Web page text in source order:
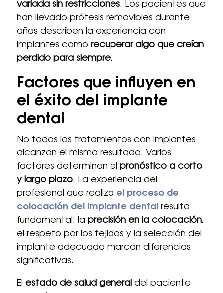
variada sin restricciones. Los pacientes que
han llevado prótesis removibles durante
años describen la experiencia con
implantes como recuperar algo que creían
perdido para siempre.
Factores que influyen en
el éxito del implante
dental
No todos los tratamientos con implantes
alcanzan el mismo resultado. Varios
factores determinan el pronóstico a corto
y largo plazo. La experiencia del
profesional que realiza el proceso de
colocación del implante dentalresulta
fundamental: la precisión en la colocación,
el respeto por los tejidos y la selección del
implante adecuado marcan diferencias
significativas.
El estado de salud generaldel paciente